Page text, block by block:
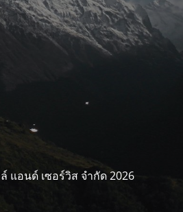
แอนด์ เซอร์วิส จำกัด 2026